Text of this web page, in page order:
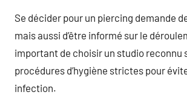
Se décider pour un piercing demande
mais aussi d’être informé sur le
important de choisir un studio reconnu
procédures d’hygiène strictes pour
infection.